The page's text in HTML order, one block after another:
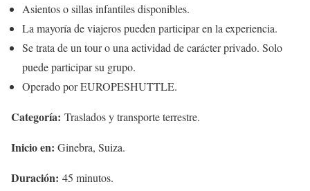
Asientos o sillas infantiles disponibles.
La mayoría de viajeros pueden participar en la experiencia.
Se trata de un tour o una actividad de carácter privado. Solo
puede participar su grupo.
Operado por EUROPESHUTTLE.
Categoría: Traslados y transporte terrestre.
Inicio en: Ginebra, Suiza.
Duración: 45 minutos.